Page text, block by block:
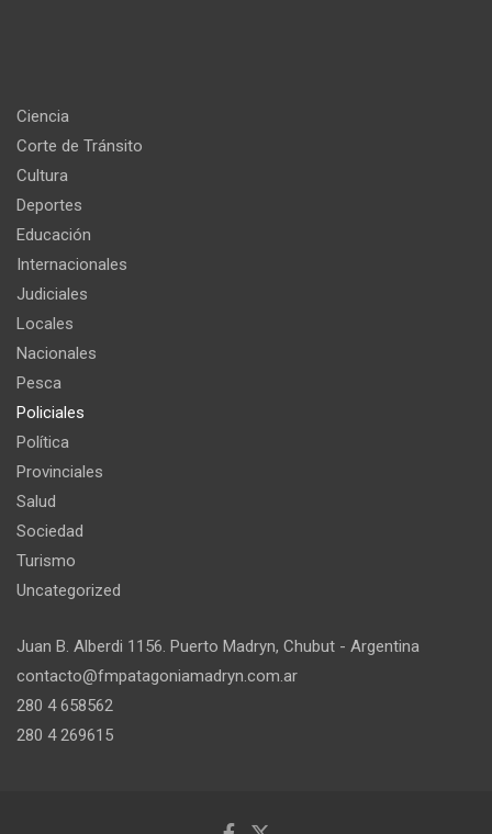
Ciencia
Corte de Tránsito
Cultura
Deportes
Educación
Internacionales
Judiciales
Locales
Nacionales
Pesca
Policiales
Política
Provinciales
Salud
Sociedad
Turismo
Uncategorized
Juan B. Alberdi 1156. Puerto Madryn, Chubut - Argentina
contacto@fmpatagoniamadryn.com.ar
280 4 658562
280 4 269615